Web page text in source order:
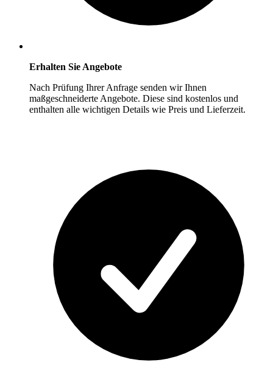
Erhalten Sie Angebote
Nach Prüfung Ihrer Anfrage senden wir Ihnen
maßgeschneiderte Angebote. Diese sind kostenlos und
enthalten alle wichtigen Details wie Preis und Lieferzeit.